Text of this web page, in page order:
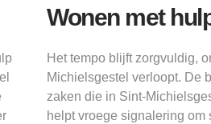
Wonen met
Het tempo blijft zorgvuldig,
Michielsgestel verloopt. De
zaken die in Sint-
helpt vroege signalering